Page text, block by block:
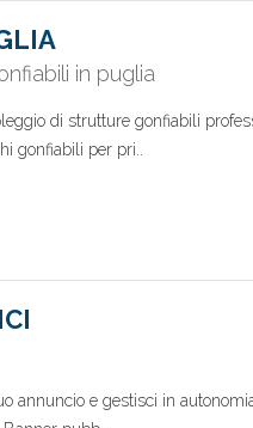
in puglia
di strutture gonfiabili
gonfiabili per pri..
annuncio e gestisci in